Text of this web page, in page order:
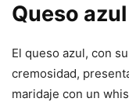
Queso azul
El queso azul, con
cremosidad,
maridaje con un